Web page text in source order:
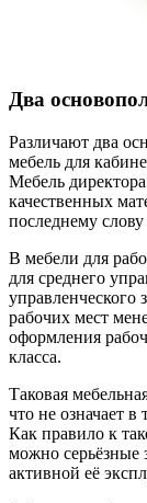
Два
Различают два
мебель для
Мебель
качественных
последнему
В мебели для
для среднего
управленческого
рабочих мест
оформления
класса.
Таковая
что не означает в
Как правило к
можно серьёзные
активной её